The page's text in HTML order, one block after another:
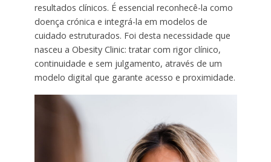
resultados clínicos. É essencial reconhecê-la como
doença crónica e integrá-la em modelos de
cuidado estruturados. Foi desta necessidade que
nasceu a Obesity Clinic: tratar com rigor clínico,
continuidade e sem julgamento, através de um
modelo digital que garante acesso e proximidade.